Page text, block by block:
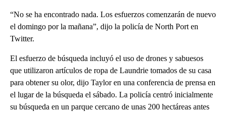
“No se ha encontrado nada. Los esfuerzos comenzarán de nuevo
el domingo por la mañana”, dijo la policía de North Port en
Twitter.
El esfuerzo de búsqueda incluyó el uso de drones y sabuesos
que utilizaron artículos de ropa de Laundrie tomados de su casa
para obtener su olor, dijo Taylor en una conferencia de prensa en
el lugar de la búsqueda el sábado. La policía centró inicialmente
su búsqueda en un parque cercano de unas 200 hectáreas antes